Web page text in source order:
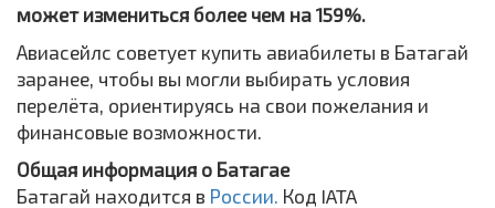
может измениться более чем на 159%.
Авиасейлс советует купить авиабилеты в Батагай
заранее, чтобы вы могли выбирать условия
перелёта, ориентируясь на свои пожелания и
финансовые возможности.
Общая информация о Батагае
Батагай находится в России. Код IATA